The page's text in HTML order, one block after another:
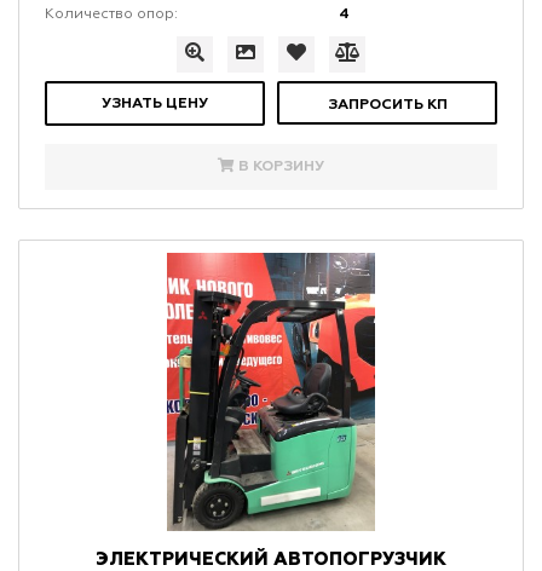
Количество опор: 4
УЗНАТЬ ЦЕНУ ЗАПРОСИТЬ КП
В КОРЗИНУ
ЭЛЕКТРИЧЕСКИЙ АВТОПОГРУЗЧИК